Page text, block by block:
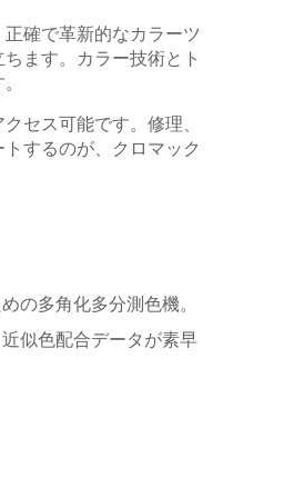
確で革新的なカラーツ
ます。カラー技術とト
セス可能です。修理、
するのが、クロマック
の多角化多分測色機。
似色配合データが素早